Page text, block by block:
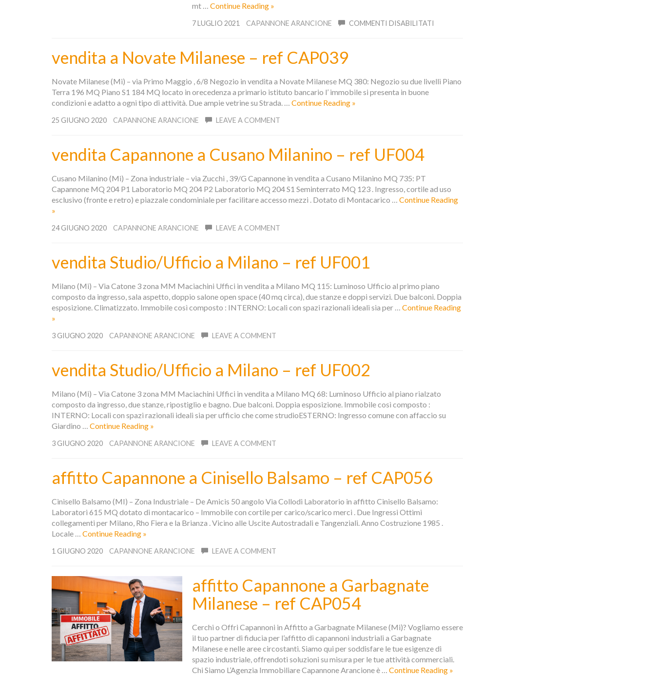
mt … Continue Reading »
7 LUGLIO 2021 CAPANNONE ARANCIONE COMMENTI DISABILITATI
vendita a Novate Milanese – ref CAP039
Novate Milanese (Mi) – via Primo Maggio , 6/8 Negozio in vendita a Novate Milanese MQ 380: Negozio su due livelli Piano
Terra 196 MQ Piano S1 184 MQ locato in orecedenza a primario istituto bancario l’ immobile si presenta in buone
condizioni e adatto a ogni tipo di attività. Due ampie vetrine su Strada. … Continue Reading »
25 GIUGNO 2020 CAPANNONE ARANCIONE LEAVE A COMMENT
vendita Capannone a Cusano Milanino – ref UF004
Cusano Milanino (Mi) – Zona industriale – via Zucchi , 39/G Capannone in vendita a Cusano Milanino MQ 735: PT
Capannone MQ 204 P1 Laboratorio MQ 204 P2 Laboratorio MQ 204 S1 Seminterrato MQ 123 . Ingresso, cortile ad uso
esclusivo (fronte e retro) e piazzale condominiale per facilitare accesso mezzi . Dotato di Montacarico … Continue Reading
»
24 GIUGNO 2020 CAPANNONE ARANCIONE LEAVE A COMMENT
vendita Studio/Ufficio a Milano – ref UF001
Milano (Mi) – Via Catone 3 zona MM Maciachini Uffici in vendita a Milano MQ 115: Luminoso Ufficio al primo piano
composto da ingresso, sala aspetto, doppio salone open space (40 mq circa), due stanze e doppi servizi. Due balconi. Doppia
esposizione. Climatizzato. Immobile così composto : INTERNO: Locali con spazi razionali ideali sia per … Continue Reading
»
3 GIUGNO 2020 CAPANNONE ARANCIONE LEAVE A COMMENT
vendita Studio/Ufficio a Milano – ref UF002
Milano (Mi) – Via Catone 3 zona MM Maciachini Uffici in vendita a Milano MQ 68: Luminoso Ufficio al piano rialzato
composto da ingresso, due stanze, ripostiglio e bagno. Due balconi. Doppia esposizione. Immobile così composto :
INTERNO: Locali con spazi razionali ideali sia per ufficio che come strudioESTERNO: Ingresso comune con affaccio su
Giardino … Continue Reading »
3 GIUGNO 2020 CAPANNONE ARANCIONE LEAVE A COMMENT
affitto Capannone a Cinisello Balsamo – ref CAP056
Cinisello Balsamo (MI) – Zona Industriale – De Amicis 50 angolo Via Collodi Laboratorio in affitto Cinisello Balsamo:
Laboratori 615 MQ dotato di montacarico – Immobile con cortile per carico/scarico merci . Due Ingressi Ottimi
collegamenti per Milano, Rho Fiera e la Brianza . Vicino alle Uscite Autostradali e Tangenziali. Anno Costruzione 1985 .
Locale … Continue Reading »
1 GIUGNO 2020 CAPANNONE ARANCIONE LEAVE A COMMENT
affitto Capannone a Garbagnate
Milanese – ref CAP054
Cerchi o Offri Capannoni in Affitto a Garbagnate Milanese (Mi)? Vogliamo essere
il tuo partner di fiducia per l’affitto di capannoni industriali a Garbagnate
Milanese e nelle aree circostanti. Siamo qui per soddisfare le tue esigenze di
spazio industriale, offrendoti soluzioni su misura per le tue attività commerciali.
Chi Siamo L’Agenzia Immobiliare Capannone Arancione è … Continue Reading »